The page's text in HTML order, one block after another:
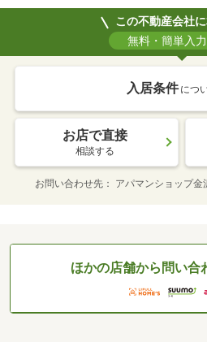
この不動産会社
無料・簡単入
入居条件 につ
お店で直接
相談する
お問い合わせ先 アパマンショップ金
ほかの店舗から問い合